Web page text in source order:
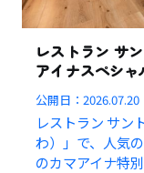
レストラン サ
アイナスペシャ
公開日：2026.07.20
レストラン サン
わ）」で、人気
のカマアイナ特